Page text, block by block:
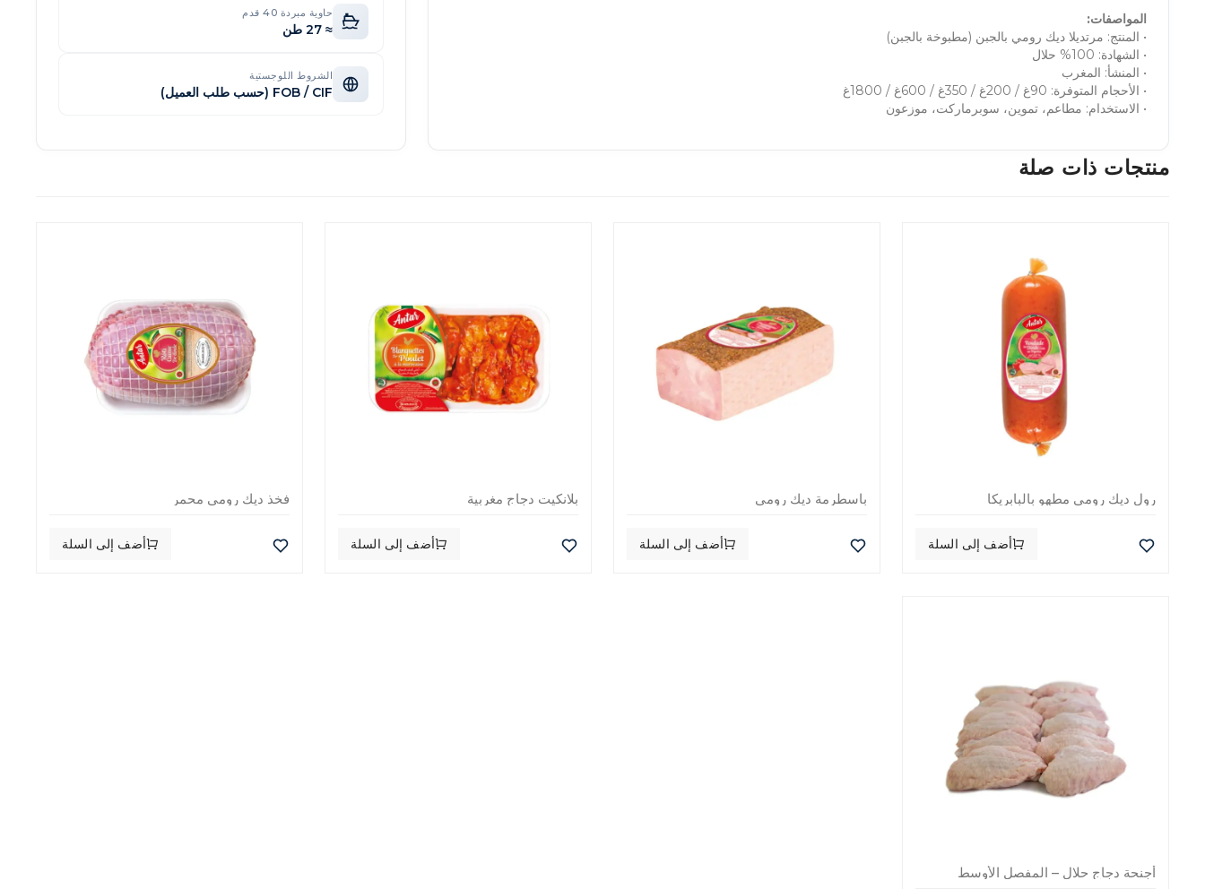
المواصفات:
• المنتج: مرتديلا ديك رومي بالجبن (مطبوخة بالجبن)
• الشهادة: 100% حلال
• المنشأ: المغرب
• الأحجام المتوفرة: 90غ / 200غ / 350غ / 600غ / 1800غ
• الاستخدام: مطاعم، تموين، سوبرماركت، موزعون
حاوية مبردة 40 قدم
≈ 27 طن
الشروط اللوجستية
FOB / CIF (حسب طلب العميل)
منتجات ذات صلة
رول ديك رومي مطهو بالبابريكا
أضف إلى السلة
باسطرمة ديك رومي
أضف إلى السلة
بلانكيت دجاج مغربية
أضف إلى السلة
فخذ ديك رومي محمر
أضف إلى السلة
أجنحة دجاج حلال – المفصل الأوسط